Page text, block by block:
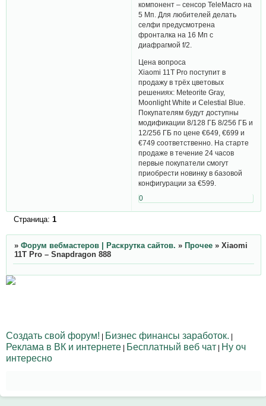
компонент – сенсор TeleMacro на
5 Мп. Для любителей делать
селфи предусмотрена
фронталка на 16 Мп с
диафрагмой f/2.
Цена вопроса
Xiaomi 11T Pro поступит в
продажу в трёх цветовых
решениях: Meteorite Gray,
Moonlight White и Celestial Blue.
Покупателям будут доступны
модификации 8/128 ГБ 8/256 ГБ и
12/256 ГБ по цене €649, €699 и
€749 соответственно. На старте
продаже в течение 24 часов
первые покупатели смогут
приобрести новинку в базовой
конфигурации за €599.
0
Страница: 1
» Форум вебмастеров | Раскрутка сайтов. » Прочее » Xiaomi
11T Pro – Snapdragon 888
Создать свой форум! Бизнес финансы заработок.
Реклама в ВК и интернете Бесплатный веб чат Ну оч
интересно